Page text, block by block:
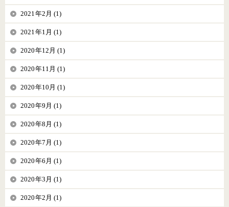
2021年2月 (1)
2021年1月 (1)
2020年12月 (1)
2020年11月 (1)
2020年10月 (1)
2020年9月 (1)
2020年8月 (1)
2020年7月 (1)
2020年6月 (1)
2020年3月 (1)
2020年2月 (1)